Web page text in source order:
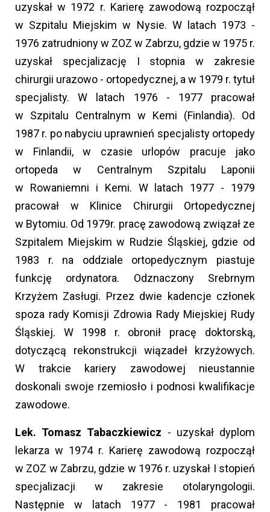
uzyskał w 1972 r. Karierę zawodową rozpoczął
w Szpitalu Miejskim w Nysie. W latach 1973 -
1976 zatrudniony w ZOZ w Zabrzu, gdzie w 1975 r.
uzyskał specjalizację I stopnia w zakresie
chirurgii urazowo - ortopedycznej, a w 1979 r. tytuł
specjalisty. W latach 1976 - 1977 pracował
w Szpitalu Centralnym w Kemi (Finlandia). Od
1987 r. po nabyciu uprawnień specjalisty ortopedy
w Finlandii, w czasie urlopów pracuje jako
ortopeda w Centralnym Szpitalu Laponii
w Rowaniemni i Kemi. W latach 1977 - 1979
pracował w Klinice Chirurgii Ortopedycznej
w Bytomiu. Od 1979r. pracę zawodową związał ze
Szpitalem Miejskim w Rudzie Śląskiej, gdzie od
1983 r. na oddziale ortopedycznym piastuje
funkcję ordynatora. Odznaczony Srebrnym
Krzyżem Zasługi. Przez dwie kadencje członek
spoza rady Komisji Zdrowia Rady Miejskiej Rudy
Śląskiej. W 1998 r. obronił pracę doktorską,
dotyczącą rekonstrukcji wiązadeł krzyżowych.
W trakcie kariery zawodowej nieustannie
doskonali swoje rzemiosło i podnosi kwalifikacje
zawodowe.
Lek. Tomasz Tabaczkiewicz - uzyskał dyplom
lekarza w 1974 r. Karierę zawodową rozpoczął
w ZOZ w Zabrzu, gdzie w 1976 r. uzyskał I stopień
specjalizacji w zakresie otolaryngologii.
Następnie w latach 1977 - 1981 pracował